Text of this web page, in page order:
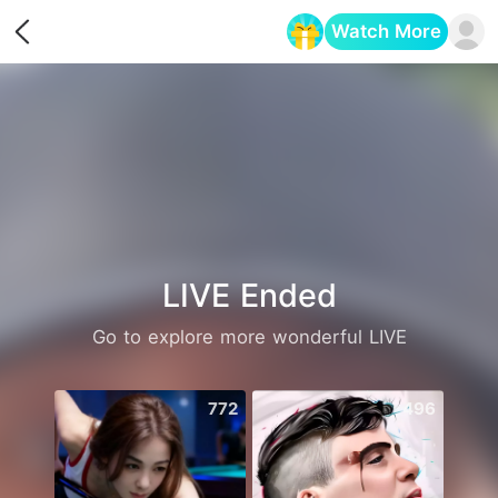
Watch More
LIVE Ended
Go to explore more wonderful LIVE
772 496